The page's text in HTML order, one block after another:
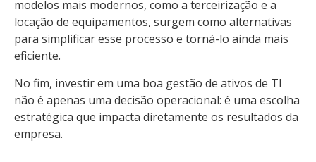
modelos mais modernos, como a terceirização e a
locação de equipamentos, surgem como alternativas
para simplificar esse processo e torná-lo ainda mais
eficiente.
No fim, investir em uma boa gestão de ativos de TI
não é apenas uma decisão operacional: é uma escolha
estratégica que impacta diretamente os resultados da
empresa.